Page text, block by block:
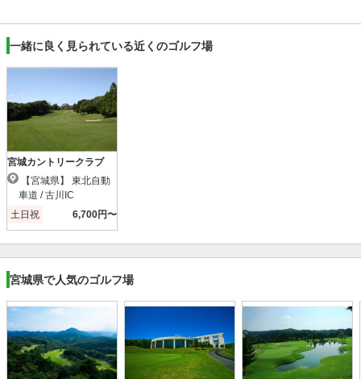
一緒に良く見られている近くのゴルフ場
宮城カントリークラブ
車道 / 古川IC
土日祝
6,700円〜
宮城県で人気のゴルフ場